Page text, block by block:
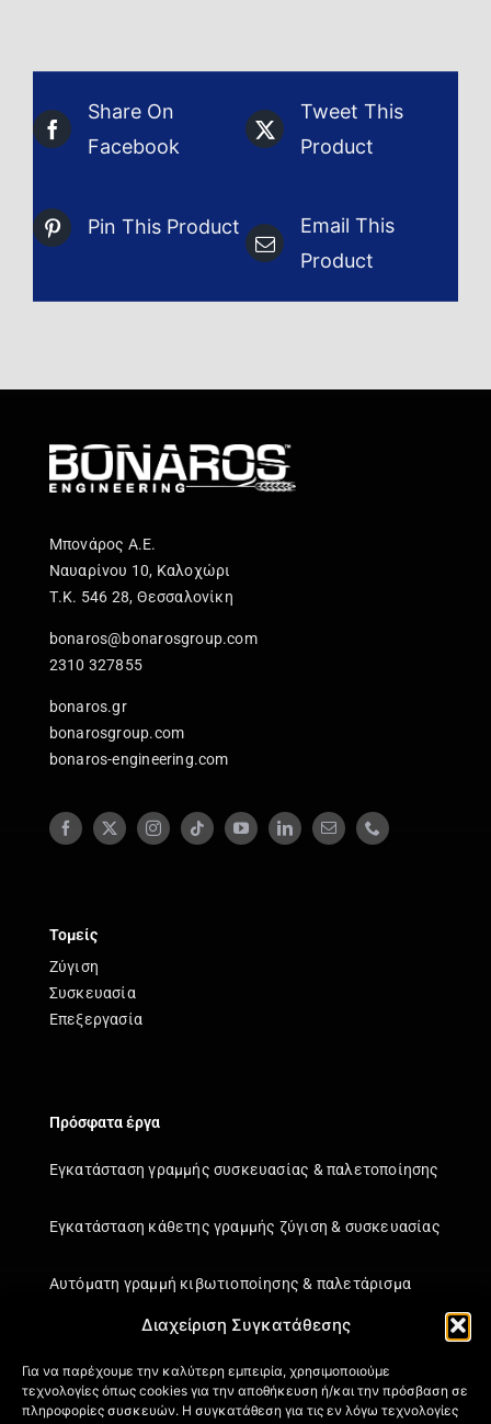
Διαχείριση Συγκατάθεσης
Για να παρέχουμε την καλύτερη εμπειρία, χρησιμοποιούμε
τεχνολογίες όπως cookies για την αποθήκευση ή/και την πρόσβαση σε
πληροφορίες συσκευών. Η συγκατάθεση για τις εν λόγω τεχνολογίες
Share On
Facebook
Tweet This
Product
Pin This Product
Email This
Product
Μπονάρος Α.Ε.
Ναυαρίνου 10, Καλοχώρι
Τ.Κ. 546 28, Θεσσαλονίκη
bonaros@bonarosgroup.com
2310 327855
bonaros.gr
bonarosgroup.com
bonaros-engineering.com
Τομείς
Ζύγιση
Συσκευασία
Επεξεργασία
Πρόσφατα έργα
Εγκατάσταση γραμμής συσκευασίας & παλετοποίησης
Εγκατάσταση κάθετης γραμμής ζύγιση & συσκευασίας
Αυτόματη γραμμή κιβωτιοποίησης & παλετάρισμα
Πληροφορίες